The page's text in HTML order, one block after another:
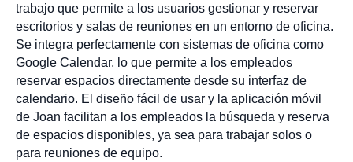
trabajo que permite a los usuarios gestionar y reservar
escritorios y salas de reuniones en un entorno de oficina.
Se integra perfectamente con sistemas de oficina como
Google Calendar, lo que permite a los empleados
reservar espacios directamente desde su interfaz de
calendario. El diseño fácil de usar y la aplicación móvil
de Joan facilitan a los empleados la búsqueda y reserva
de espacios disponibles, ya sea para trabajar solos o
para reuniones de equipo.